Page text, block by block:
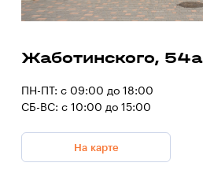
Жаботинского, 54а
ПН-ПТ: с 09:00 до 18:00
СБ-ВС: с 10:00 до 15:00
На карте